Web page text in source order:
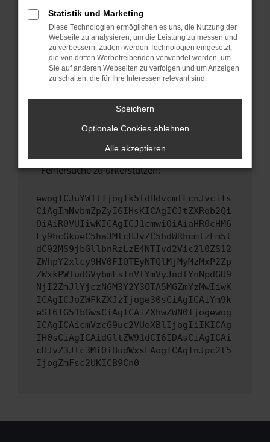
Betriebssystem auf dem neuesten Stand
sind.
Veraltete Software birgt nicht nur ein
Sicherheitsrisiko, sondern kann auch dazu
führen, dass bestimmte Funktionen nicht mehr
unterstützt werden.
Wende dich an den Webseitenbetreiber.
Wenn du alle oben genannten Schritte versucht
hast, kontaktiere uns bitte. Wir werden
versuchen, das Problem zu beheben. Du kannst
uns diesen Text schicken, um uns bei der
Fehlersuche zu unterstützen:
ewogICJuYW1lIjogIk5ldHdvcmtFcnJvciIs
CiAgImNvbmZpZyI6IHsKICAgICJtZXRob2Qi
OiAiR0VUIiwKICAgICJ1cmwiOiAiaHR0cHM6
Ly9hcGkueC5ha3MtcHJvZC5hdWRhcmlzLm5l
dC92MS9jbGllbnRzLzE4NTIvd2Vic2l0ZS12
ZWhpY2xlcy9HV0FIQTEyNTQlMjMyMzMxP2Zp
ZWxkPWludGVybmFsTnVtYmVyJndlYnNpdGU9
NjI2ZmJlYjczNGM3Y2Y3OTA5MGZmYzMwIiwK
ICAgICJoZWFkZXJzIjoge30sCiAgICAiYm9k
eSI6IG51bGwsCiAgICAiZXhwZWN0Ijogewog
ICAgICAicmVzcG9uc2VUeXBlIjogIiIKICAg
IH0sCiAgICAidGltZW91dCI6IDAsCiAgICAi
cHJvZ3Jlc3MiOiBudWxsLAogICAgInJpc2t5
IjogZmFsc2UKICB9Cn0=
Statistik und Marketing
Diese Technologien ermöglichen es uns, die Nutzung der
Webseite zu analysieren, um die Leistung zu messen und
zu verbessern. Zudem werden Technologien eingesetzt,
die von dritten Werbetreibenden verwendet werden, um
Sie auf anderen Webseiten zu verfolgen und um Anzeigen
zu schalten, die für Ihre Interessen relevant sind.
Speichern
Optionale Cookies ablehnen
Alle akzeptieren